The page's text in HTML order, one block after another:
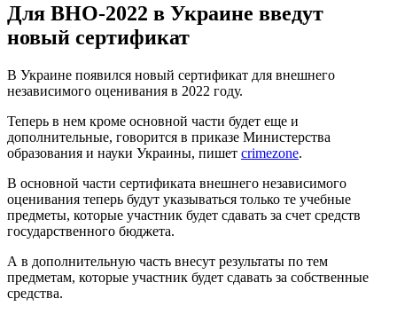
Для ВНО-2022 в Украине введут
новый сертификат
В Украине появился новый сертификат для внешнего
независимого оценивания в 2022 году.
Теперь в нем кроме основной части будет еще и
дополнительные, говорится в приказе Министерства
образования и науки Украины, пишет crimezone.
В основной части сертификата внешнего независимого
оценивания теперь будут указываться только те учебные
предметы, которые участник будет сдавать за счет средств
государственного бюджета.
А в дополнительную часть внесут результаты по тем
предметам, которые участник будет сдавать за собственные
средства.